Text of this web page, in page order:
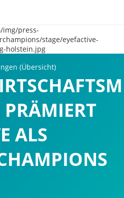
(Übersicht)
PRÄMIERT
ALS